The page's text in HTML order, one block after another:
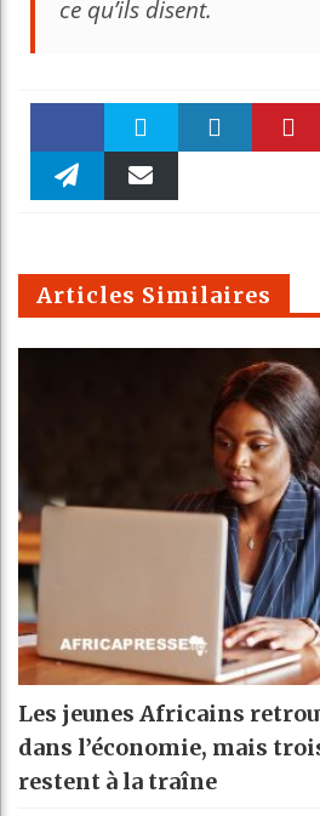
ce qu’ils disent.
Faceboo Twitter
m
Articles Similaires
Les jeunes Africains
dans l’économie, mais
restent à la traîne